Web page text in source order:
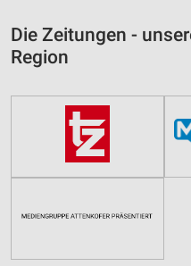
Die Zeitungen -
Region